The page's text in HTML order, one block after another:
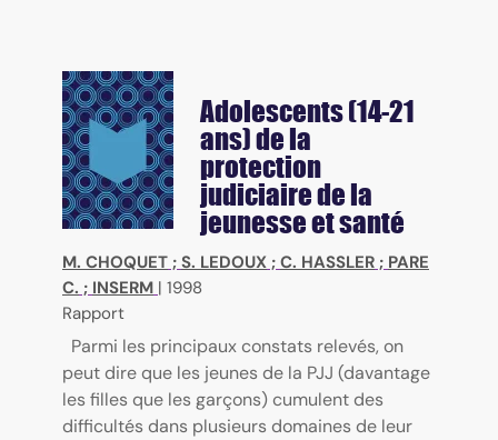
Adolescents (14-21
ans) de la
protection
judiciaire de la
jeunesse et santé
M. CHOQUET ; S. LEDOUX ; C. HASSLER ; PARE
C. ; INSERM | 1998
Rapport
Parmi les principaux constats relevés, on
peut dire que les jeunes de la PJJ (davantage
les filles que les garçons) cumulent des
difficultés dans plusieurs domaines de leur